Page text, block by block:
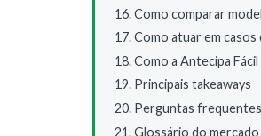
Como comparar
Como atuar em casos
Como a Antecipa
Principais takeaways
Perguntas frequentes
Glossário do mercado